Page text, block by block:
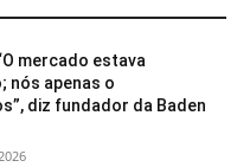
mercado estava
nós apenas o
diz fundador da Baden